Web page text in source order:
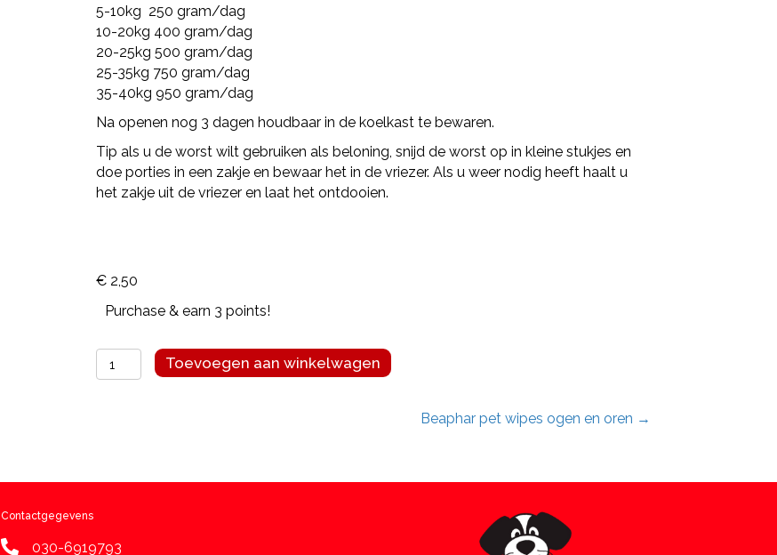
5-10kg 250 gram/dag
10-20kg 400 gram/dag
20-25kg 500 gram/dag
25-35kg 750 gram/dag
35-40kg 950 gram/dag
Na openen nog 3 dagen houdbaar in de koelkast te bewaren.
Tip als u de worst wilt gebruiken als beloning, snijd de worst op in kleine stukjes en
doe porties in een zakje en bewaar het in de vriezer. Als u weer nodig heeft haalt u
het zakje uit de vriezer en laat het ontdooien.
€2,50
Purchase & earn 3 points!
Buddy's
vleesworst
Toevoegen aan winkelwagen
Beaphar pet wipes ogen en oren →
Contactgegevens
030-6919793